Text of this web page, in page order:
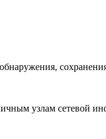
узлам сетевой